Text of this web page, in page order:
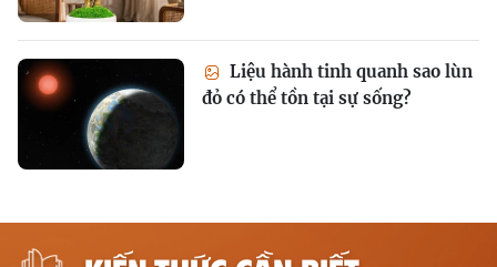
Liệu hành tinh quanh sao lùn
đỏ có thể tồn tại sự sống?